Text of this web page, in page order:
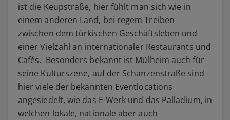
ist die Keupstraße, hier fühlt man sich wie in
einem anderen Land, bei regem Treiben
zwischen dem türkischen Geschäftsleben und
einer Vielzahl an internationaler Restaurants und
Cafés. Besonders bekannt ist Mülheim auch für
seine Kulturszene, auf der Schanzenstraße sind
hier viele der bekannten Eventlocations
angesiedelt, wie das E-Werk und das Palladium, in
welchen lokale, nationale aber auch